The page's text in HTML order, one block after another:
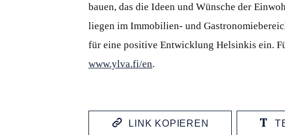
bauen, das die Ideen und Wünsche der
liegen im Immobilien- und
für eine positive Entwicklung Helsinkis ein.
www.ylva.fi/en.
LINK KOPIEREN